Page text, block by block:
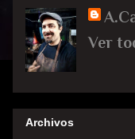
Ver
Archivos